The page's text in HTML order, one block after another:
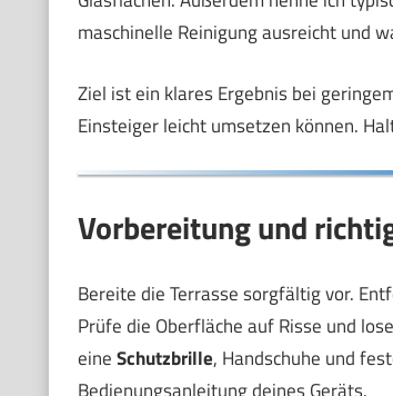
maschinelle Reinigung ausreicht und
Ziel ist ein klares Ergebnis bei
Einsteiger leicht umsetzen können.
Vorbereitung und
Bereite die Terrasse sorgfältig vor.
Prüfe die Oberfläche auf Risse und
eineSchutzbrille, Handschuhe und
Bedienungsanleitung deines Geräts.